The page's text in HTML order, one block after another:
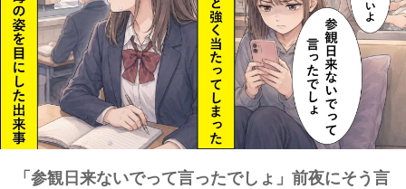
「参観日来ないでって言ったでしょ」前夜にそう言